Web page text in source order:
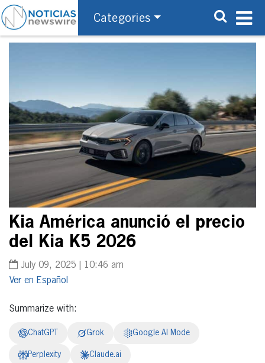
Categories
Kia América anunció el precio
del Kia K5 2026
July 09, 2025 | 10:46 am
Español
Summarize with:
ChatGPT Grok Google AI Mode
Perplexity Claude.ai